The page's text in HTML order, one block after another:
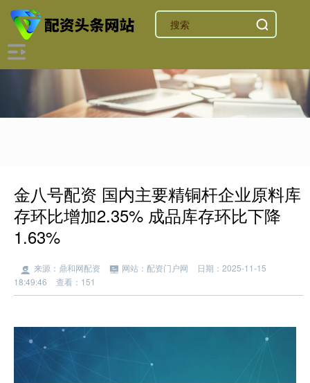
金八号配资 国内主要精铜杆企业原料库
存环比增加2.35% 成品库存环比下降
1.63%
来源：鼎和网配资 网站：配资门户网
日期：2025-11-15
18:49:46
查看：151